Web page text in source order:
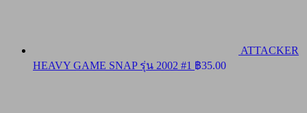
ATTACKER
HEAVY GAME SNAP รุ่น 2002 #1 ฿35.00